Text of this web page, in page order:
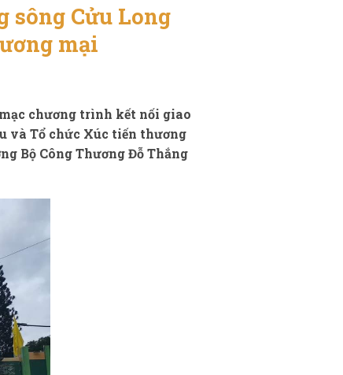
sông Cửu Long
mại
chương trình kết nối giao
và Tổ chức Xúc tiến thương
Bộ Công Thương Đỗ Thắng